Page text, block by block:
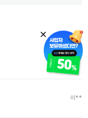
이**
이**